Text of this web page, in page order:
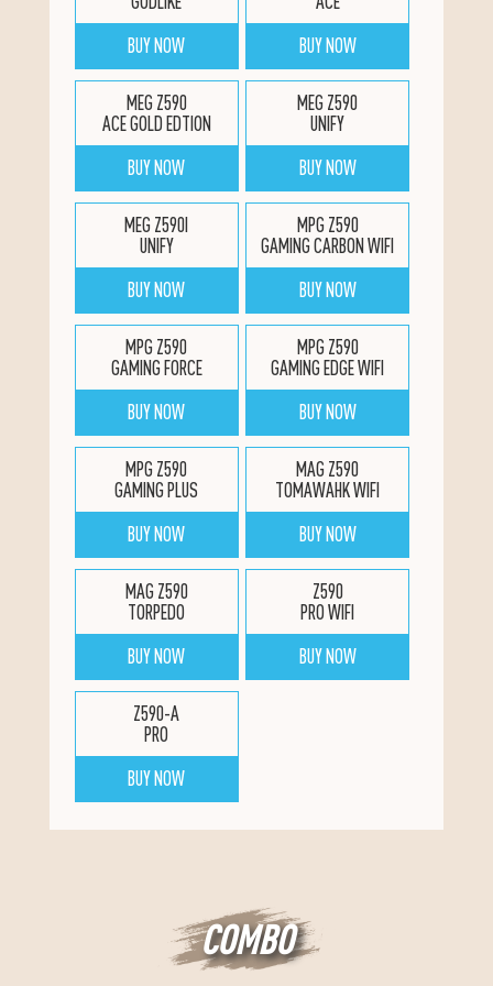
BUY NOW
BUY NOW
MEG Z590
ACE GOLD EDTION
BUY NOW
MEG Z590
UNIFY
BUY NOW
MEG Z590I
UNIFY
BUY NOW
MPG Z590
GAMING CARBON WIFI
BUY NOW
MPG Z590
GAMING FORCE
BUY NOW
MPG Z590
GAMING EDGE WIFI
BUY NOW
MPG Z590
GAMING PLUS
BUY NOW
MAG Z590
TOMAWAHK WIFI
BUY NOW
MAG Z590
TORPEDO
BUY NOW
Z590
PRO WIFI
BUY NOW
Z590-A
PRO
BUY NOW
COMBO